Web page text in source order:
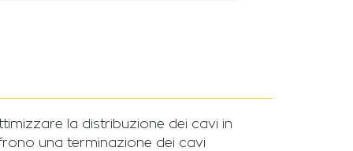
la distribuzione dei cavi in
una terminazione dei cavi